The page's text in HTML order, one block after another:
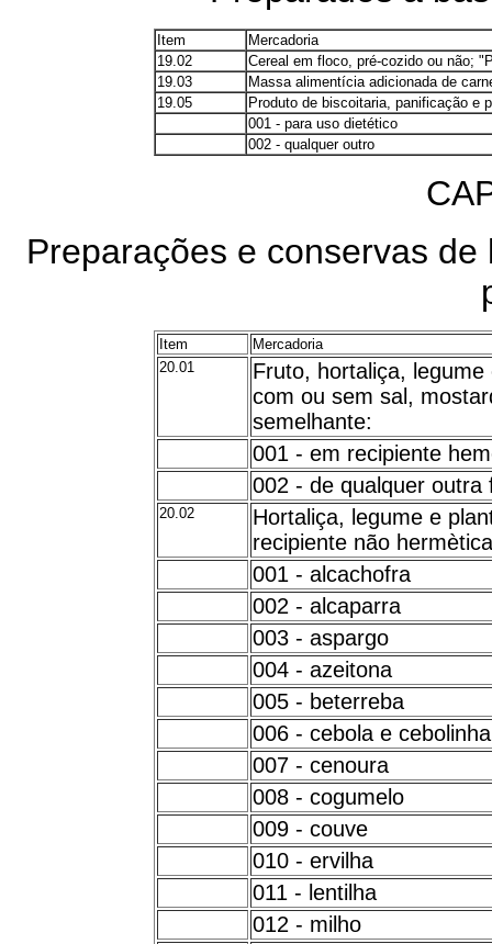
Item
Mercadoria
19.02
Cereal em floco, pré-cozido ou não;
19.03
Massa alimentícia adicionada de
19.05
Produto de biscoitaria, panificação e
001 - para uso dietético
002 - qualquer outro
Preparações e conservas
Item
Mercadoria
20.01
Fruto, hortaliça,
com ou sem sal,
semelhante:
001 - em recipiente
002 - de qualquer outra
20.02
Hortaliça, legume e
recipiente não
001 - alcachofra
002 - alcaparra
003 - aspargo
004 - azeitona
005 - beterreba
006 - cebola e cebolinha
007 - cenoura
008 - cogumelo
009 - couve
010 - ervilha
011 - lentilha
012 - milho